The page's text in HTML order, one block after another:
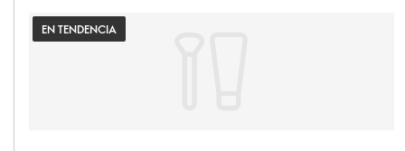
EN TENDENCIA